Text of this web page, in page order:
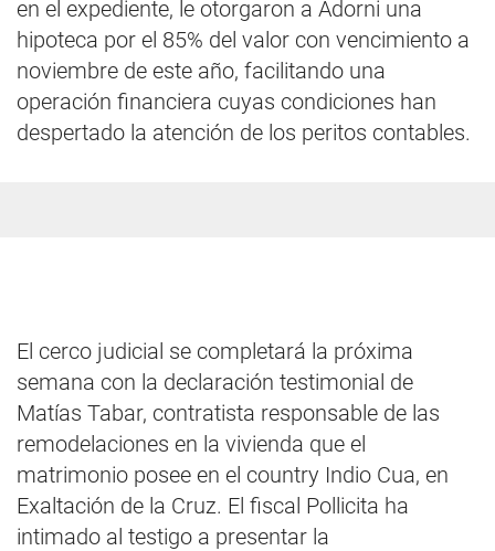
en el expediente, le otorgaron a Adorni una
hipoteca por el 85% del valor con vencimiento a
noviembre de este año, facilitando una
operación financiera cuyas condiciones han
despertado la atención de los peritos contables.
El cerco judicial se completará la próxima
semana con la declaración testimonial de
Matías Tabar, contratista responsable de las
remodelaciones en la vivienda que el
matrimonio posee en el country Indio Cua, en
Exaltación de la Cruz. El fiscal Pollicita ha
intimado al testigo a presentar la